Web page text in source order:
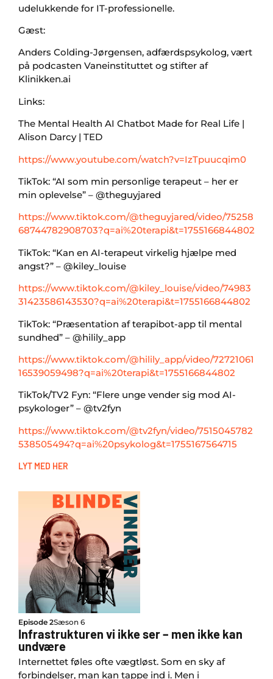
udelukkende for IT-professionelle.
Gæst:
Anders Colding-Jørgensen, adfærdspsykolog, vært
på podcasten Vaneinstituttet og stifter af
Klinikken.ai
Links:
The Mental Health AI Chatbot Made for Real Life |
Alison Darcy | TED
https://www.youtube.com/watch?v=IzTpuucqim0
TikTok: “AI som min personlige terapeut – her er
min oplevelse” – @theguyjared
https://www.tiktok.com/@theguyjared/video/75258
68744782908703?q=ai%20terapi&t=1755166844802
TikTok: “Kan en AI-terapeut virkelig hjælpe med
angst?” – @kiley_louise
https://www.tiktok.com/@kiley_louise/video/74983
31423586143530?q=ai%20terapi&t=1755166844802
TikTok: “Præsentation af terapibot-app til mental
sundhed” – @hilily_app
https://www.tiktok.com/@hilily_app/video/72721061
16539059498?q=ai%20terapi&t=1755166844802
TikTok/TV2 Fyn: “Flere unge vender sig mod AI-
psykologer” – @tv2fyn
https://www.tiktok.com/@tv2fyn/video/7515045782
538505494?q=ai%20psykolog&t=1755167564715
LYT MED HER
Episode 2Sæson 6
Infrastrukturen vi ikke ser – men ikke kan
undvære
Internettet føles ofte vægtløst. Som en sky af
forbindelser, man kan tappe ind i. Men i